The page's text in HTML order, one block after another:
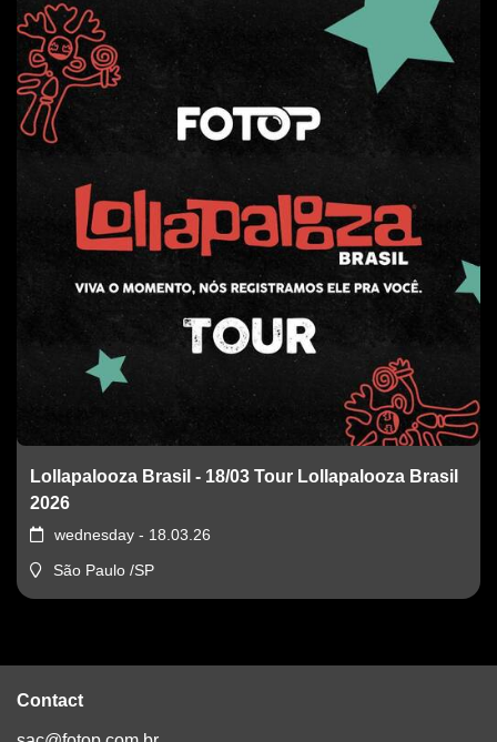
Lollapalooza Brasil - 18/03 Tour Lollapalooza Brasil
2026
wednesday - 18.03.26
São Paulo /SP
Contact